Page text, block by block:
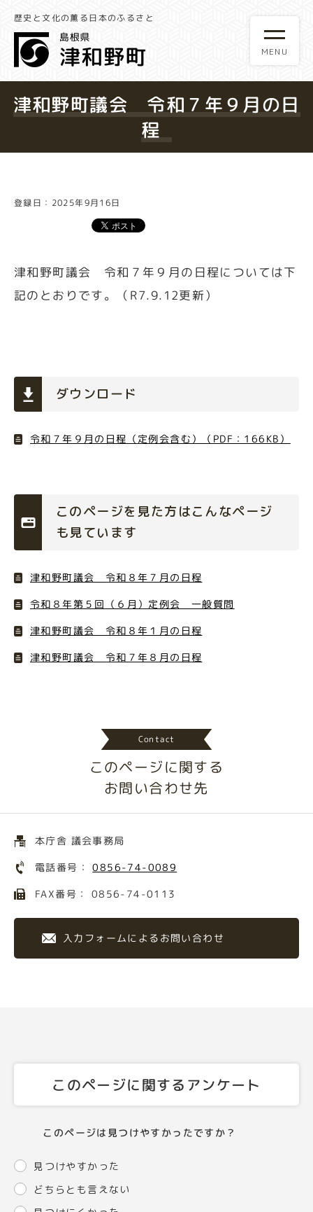
歴史と文化の薫る日本のふるさと
津和野町議会 令和７年９月の日
程
登録日：2025年9月16日
津和野町議会 令和７年９月の日程については下
記のとおりです。（R7.9.12更新）
ダウンロード
令和７年９月の日程（定例会含む）（PDF：166KB）
このページを見た方はこんなページ
も見ています
津和野町議会 令和８年７月の日程
令和８年第５回（６月）定例会 一般質問
津和野町議会 令和８年１月の日程
津和野町議会 令和７年８月の日程
Contact
このページに関する
お問い合わせ先
本庁舎 議会事務局
電話番号：0856-74-0089
FAX番号： 0856-74-0113
入力フォームによるお問い合わせ
このページに関するアンケート
このページは見つけやすかったですか？
見つけやすかった
どちらとも言えない